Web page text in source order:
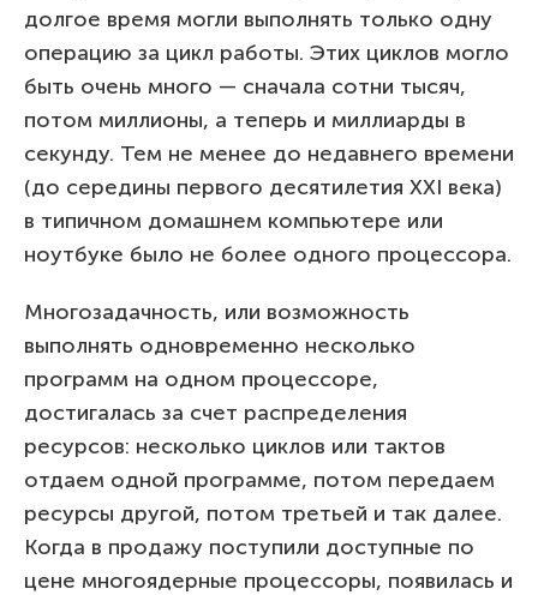
долгое время могли выполнять только одну
операцию за цикл работы. Этих циклов могло
быть очень много — сначала сотни тысяч,
потом миллионы, а теперь и миллиарды в
секунду. Тем не менее до недавнего времени
(до середины первого десятилетия XXI века)
в типичном домашнем компьютере или
ноутбуке было не более одного процессора.
Многозадачность, или возможность
выполнять одновременно несколько
программ на одном процессоре,
достигалась за счет распределения
ресурcов: несколько циклов или тактов
отдаем одной программе, потом передаем
ресурсы другой, потом третьей и так далее.
Когда в продажу поступили доступные по
цене многоядерные процессоры, появилась и